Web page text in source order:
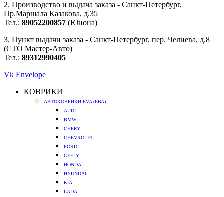
2. Производство и выдача заказа - Санкт-Петербург,
Пр.Маршала Казакова, д.35
Тел.: 89052200857 (Юнона)
3. Пункт выдачи заказа - Санкт-Петербург, пер. Челиева, д.8
(СТО Мастер-Авто)
Тел.: 89312990405
Vk Envelope
КОВРИКИ
АВТОКОВРИКИ EVA (ЕВА)
AUDI
BMW
CHERY
CHEVROLET
FORD
GEELY
HONDA
HYUNDAI
KIA
LADA